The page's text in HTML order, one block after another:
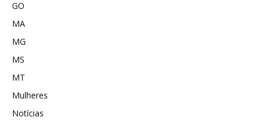
GO
MA
MG
MS
MT
Mulheres
Notícias